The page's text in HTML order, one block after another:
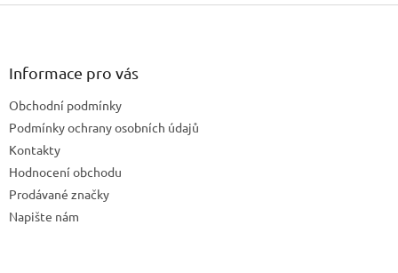
Z
Informace pro vás
Obchodní podmínky
Podmínky ochrany osobních údajů
Kontakty
Hodnocení obchodu
Prodávané značky
Napište nám